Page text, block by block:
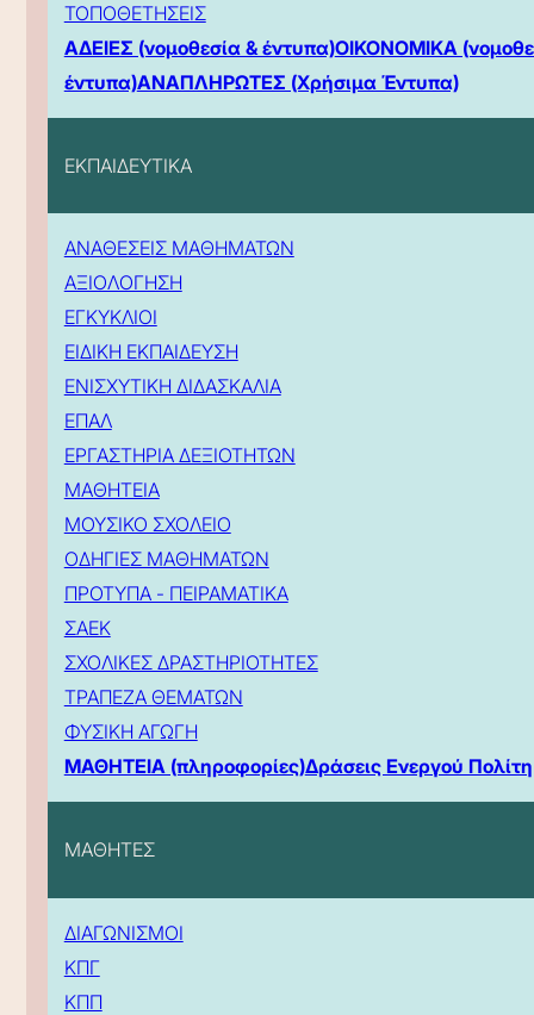
ΤΟΠΟΘΕΤΗΣΕΙΣ
ΑΔΕΙΕΣ (νομοθεσία & έντυπα)ΟΙΚΟΝΟΜΙΚΑ
έντυπα)ΑΝΑΠΛΗΡΩΤΕΣ (Χρήσιμα Έντυπα)
ΕΚΠΑΙΔΕΥΤΙΚΑ
ΑΝΑΘΕΣΕΙΣ ΜΑΘΗΜΑΤΩΝ
ΑΞΙΟΛΟΓΗΣΗ
ΕΓΚΥΚΛΙΟΙ
ΕΙΔΙΚΗ ΕΚΠΑΙΔΕΥΣΗ
ΕΝΙΣΧΥΤΙΚΗ ΔΙΔΑΣΚΑΛΙΑ
ΕΠΑΛ
ΕΡΓΑΣΤΗΡΙΑ ΔΕΞΙΟΤΗΤΩΝ
ΜΑΘΗΤΕΙΑ
ΜΟΥΣΙΚΟ ΣΧΟΛΕΙΟ
ΟΔΗΓΙΕΣ ΜΑΘΗΜΑΤΩΝ
ΠΡΟΤΥΠΑ - ΠΕΙΡΑΜΑΤΙΚΑ
ΣΑΕΚ
ΣΧΟΛΙΚΕΣ ΔΡΑΣΤΗΡΙΟΤΗΤΕΣ
ΤΡΑΠΕΖΑ ΘΕΜΑΤΩΝ
ΦΥΣΙΚΗ ΑΓΩΓΗ
ΜΑΘΗΤΕΙΑ (πληροφορίες)Δράσεις Ενεργού Πολίτη
ΜΑΘΗΤΕΣ
ΔΙΑΓΩΝΙΣΜΟΙ
ΚΠΓ
ΚΠΠ